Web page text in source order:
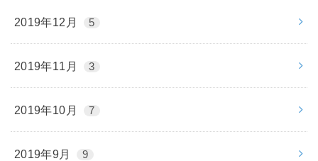
2019年12月 5
2019年11月 3
2019年10月 7
2019年9月 9